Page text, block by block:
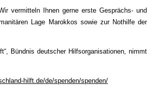
vermitteln Ihnen gerne erste Gesprächs- und
Lage Marokkos sowie zur Nothilfe der
Bündnis deutscher Hilfsorganisationen, nimmt
hilft.de/de/spenden/spenden/